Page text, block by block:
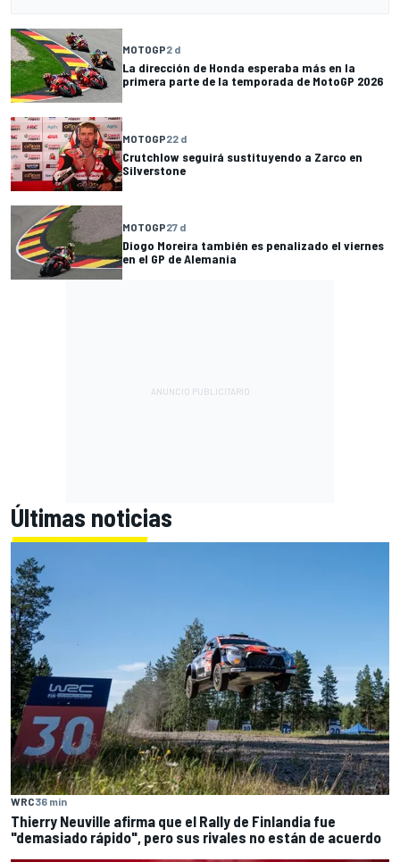
MOTOGP2 d
La dirección de Honda esperaba más en la
primera parte de la temporada de MotoGP 2026
MOTOGP22 d
Crutchlow seguirá sustituyendo a Zarco en
Silverstone
MOTOGP27 d
Diogo Moreira también es penalizado el viernes
en el GP de Alemania
Últimas noticias
WRC36 min
Thierry Neuville afirma que el Rally de Finlandia fue
"demasiado rápido", pero sus rivales no están de acuerdo